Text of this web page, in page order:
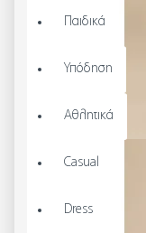
Παιδικά
Υπόδηση
Αθλητικά
Casual
Dress